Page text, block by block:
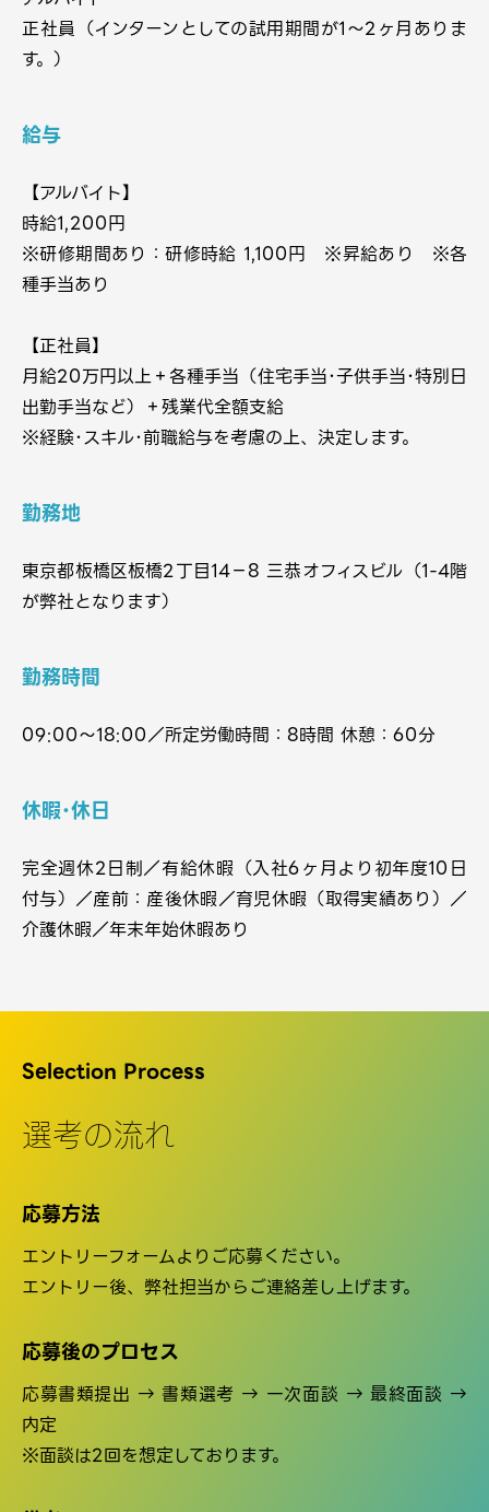
正社員（インターンとしての試用期間が1〜2ヶ月ありま
す。）
給与
【アルバイト】
時給1,200円
※研修期間あり：研修時給 1,100円 ※昇給あり ※各
種手当あり
【正社員】
月給20万円以上＋各種手当（住宅手当･子供手当･特別日
出勤手当など）＋残業代全額支給
※経験･スキル･前職給与を考慮の上、決定します。
勤務地
東京都板橋区板橋2丁目14−8 三恭オフィスビル（1-4階
が弊社となります）
勤務時間
09:00〜18:00／所定労働時間：8時間 休憩：60分
休暇･休日
完全週休2日制／有給休暇（入社6ヶ月より初年度10日
付与）／産前：産後休暇／育児休暇（取得実績あり）／
介護休暇／年末年始休暇あり
Selection Process
選考の流れ
応募方法
エントリーフォームよりご応募ください。
エントリー後、弊社担当からご連絡差し上げます。
応募後のプロセス
応募書類提出 → 書類選考 → 一次面談 → 最終面談 →
内定
※面談は2回を想定しております。